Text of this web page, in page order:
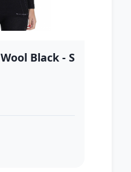
Black - S